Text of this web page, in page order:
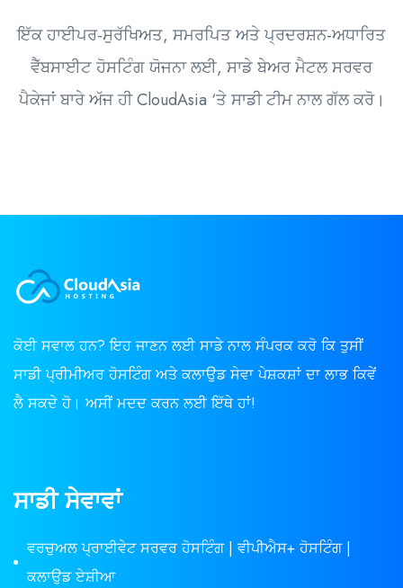
ਇੱਕ ਹਾਈਪਰ-ਸੁਰੱਖਿਅਤ, ਸਮਰਪਿਤ ਅਤੇ ਪ੍ਰਦਰਸ਼ਨ-ਅਧਾਰਿਤ
ਵੈੱਬਸਾਈਟ ਹੋਸਟਿੰਗ ਯੋਜਨਾ ਲਈ, ਸਾਡੇ ਬੇਅਰ ਮੈਟਲ ਸਰਵਰ
ਪੈਕੇਜਾਂ ਬਾਰੇ ਅੱਜ ਹੀ CloudAsia ‘ਤੇ ਸਾਡੀ ਟੀਮ ਨਾਲ ਗੱਲ ਕਰੋ।
ਕੋਈ ਸਵਾਲ ਹਨ? ਇਹ ਜਾਣਨ ਲਈ ਸਾਡੇ ਨਾਲ ਸੰਪਰਕ ਕਰੋ ਕਿ ਤੁਸੀਂ
ਸਾਡੀ ਪ੍ਰੀਮੀਅਰ ਹੋਸਟਿੰਗ ਅਤੇ ਕਲਾਉਡ ਸੇਵਾ ਪੇਸ਼ਕਸ਼ਾਂ ਦਾ ਲਾਭ ਕਿਵੇਂ
ਲੈ ਸਕਦੇ ਹੋ। ਅਸੀਂ ਮਦਦ ਕਰਨ ਲਈ ਇੱਥੇ ਹਾਂ!
ਸਾਡੀ ਸੇਵਾਵਾਂ
ਵਰਚੁਅਲ ਪ੍ਰਾਈਵੇਟ ਸਰਵਰ ਹੋਸਟਿੰਗ | ਵੀਪੀਐਸ+ ਹੋਸਟਿੰਗ |
ਕਲਾਉਡ ਏਸ਼ੀਆ